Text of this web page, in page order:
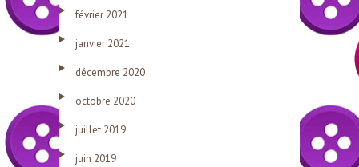
février 2021
janvier 2021
décembre 2020
octobre 2020
juillet 2019
juin 2019